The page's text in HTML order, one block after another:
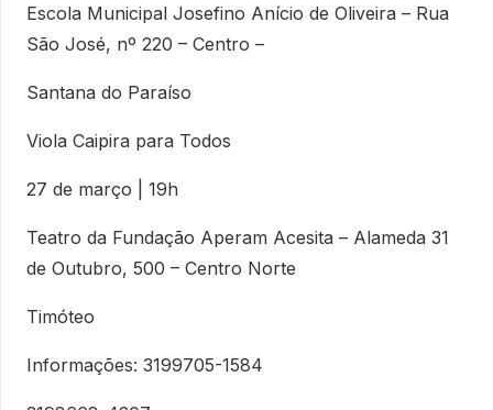
Escola Municipal Josefino Anício de Oliveira – Rua
São José, nº 220 – Centro –
Santana do Paraíso
Viola Caipira para Todos
27 de março | 19h
Teatro da Fundação Aperam Acesita – Alameda 31
de Outubro, 500 – Centro Norte
Timóteo
Informações: 3199705-1584